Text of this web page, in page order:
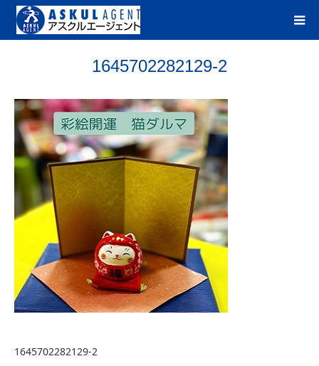
1645702282129-2
1645702282129-2